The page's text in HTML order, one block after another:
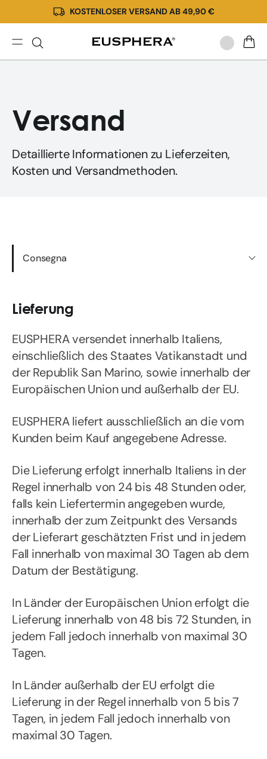
zum
Inhalt
KOSTENLOSER VERSAND AB 49,90 €
Versand
Detaillierte Informationen zu Lieferzeiten,
Kosten und Versandmethoden.
Consegna
Lieferung
EUSPHERA versendet innerhalb Italiens,
einschließlich des Staates Vatikanstadt und
der Republik San Marino, sowie innerhalb der
Europäischen Union und außerhalb der EU.
EUSPHERA liefert ausschließlich an die vom
Kunden beim Kauf angegebene Adresse.
Die Lieferung erfolgt innerhalb Italiens in der
Regel innerhalb von 24 bis 48 Stunden oder,
falls kein Liefertermin angegeben wurde,
innerhalb der zum Zeitpunkt des Versands
der Lieferart geschätzten Frist und in jedem
Fall innerhalb von maximal 30 Tagen ab dem
Datum der Bestätigung.
In Länder der Europäischen Union erfolgt die
Lieferung innerhalb von 48 bis 72 Stunden, in
jedem Fall jedoch innerhalb von maximal 30
Tagen.
In Länder außerhalb der EU erfolgt die
Lieferung in der Regel innerhalb von 5 bis 7
Tagen, in jedem Fall jedoch innerhalb von
maximal 30 Tagen.